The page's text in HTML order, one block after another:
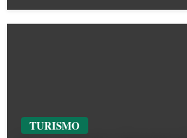
TURISMO